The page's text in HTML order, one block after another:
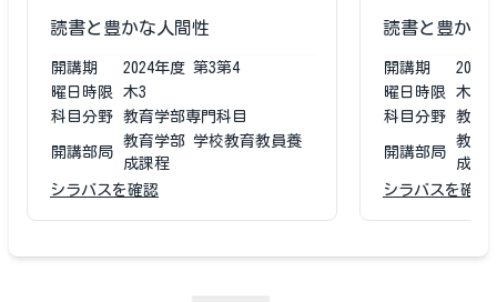
読書と豊かな人間性
開講期 2024年度 第3第4
曜日時限
木3
科目分野
教育学部専門科目
開講部局
教育学部 学校教育教員養
成課程
シラバスを確認
読書と豊かな
開講期 2023
曜日時限
木3
科目分野
教育
開講部局
教育
成課
シラバスを確認